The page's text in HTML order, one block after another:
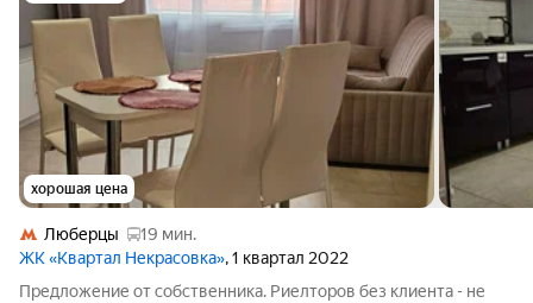
хорошая цена
Люберцы
19 мин.
ЖК «Квартал Некрасовка», 1 квартал 2022
Предложение от собственника. Риелторов без клиента - не